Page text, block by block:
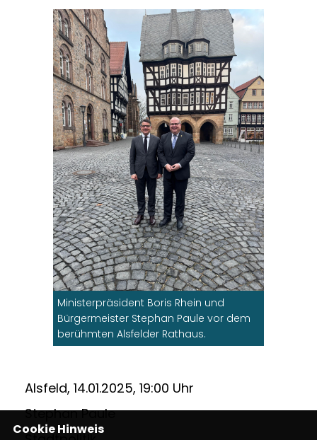
Ministerpräsident Boris Rhein und
Bürgermeister Stephan Paule vor dem
berühmten Alsfelder Rathaus.
Alsfeld, 14.01.2025, 19:00 Uhr
Stephan Paule
Cookie Hinweis